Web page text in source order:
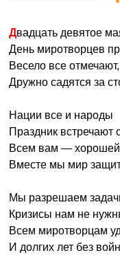
Двадцать девятое
День миротворцев
Весело все отмечают,
Дружно садятся за
Нации все и народы
Праздник встречают
Всем вам — хорошей
Вместе мы мир
Мы разрешаем
Кризисы нам не
Всем миротворцам
И долгих лет без